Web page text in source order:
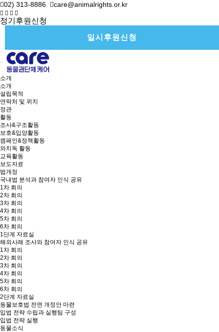
02) 313-8886 care@animalrights.or.kr
정기후원신청
일시후원신청
소개
소개
설립목적
연락처 및 위치
정관
활동
조사&구조활동
보호&입양활동
캠페인&정책활동
와치독 활동
교육활동
보도자료
법개정
국내법 분석과 참여자 인식 공유
1차 회의
2차 회의
3차 회의
4차 회의
5차 회의
6차 회의
1단계 자료실
해외사례 조사와 참여자 인식 공유
1차 회의
2차 회의
3차 회의
4차 회의
5차 회의
6차 회의
2단계 자료실
동물보호법 전면 개정안 마련
입법 전략 수립과 실행팀 구성
입법 전략 실행
동물소식